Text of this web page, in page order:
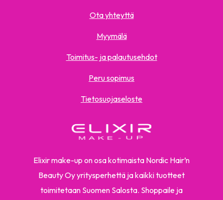
Elixir make-up on osa kotimaista Nordic Hair’n
Beauty Oy yritysperhettä ja kaikki tuotteet
toimitetaan Suomen Salosta. Shoppaile ja
Ota yhteyttä
Myymälä
Toimitus- ja palautusehdot
Peru sopimus
Tietosuojaseloste